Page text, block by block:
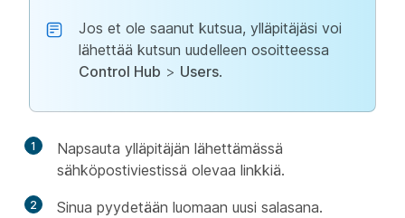
Jos et ole saanut kutsua, ylläpitäjäsi voi
lähettää kutsun uudelleen osoitteessa
Control Hub > Users.
1
Napsauta ylläpitäjän lähettämässä
sähköpostiviestissä olevaa linkkiä.
2
Sinua pyydetään luomaan uusi salasana.